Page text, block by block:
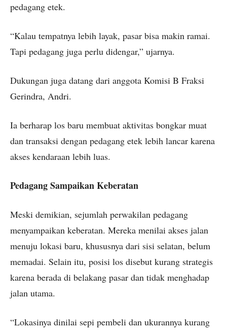
pedagang etek.
“Kalau tempatnya lebih layak, pasar bisa makin ramai.
Tapi pedagang juga perlu didengar,” ujarnya.
Dukungan juga datang dari anggota Komisi B Fraksi
Gerindra, Andri.
Ia berharap los baru membuat aktivitas bongkar muat
dan transaksi dengan pedagang etek lebih lancar karena
akses kendaraan lebih luas.
Pedagang Sampaikan Keberatan
Meski demikian, sejumlah perwakilan pedagang
menyampaikan keberatan. Mereka menilai akses jalan
menuju lokasi baru, khususnya dari sisi selatan, belum
memadai. Selain itu, posisi los disebut kurang strategis
karena berada di belakang pasar dan tidak menghadap
jalan utama.
“Lokasinya dinilai sepi pembeli dan ukurannya kurang